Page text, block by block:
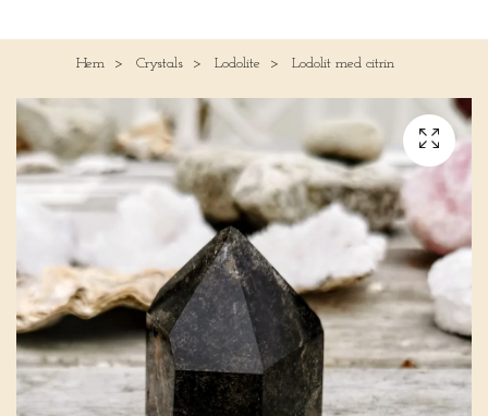
Hem Crystals Lodolite Lodolit med citrin